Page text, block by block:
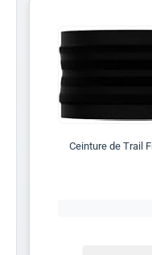
Ceinture de Trail